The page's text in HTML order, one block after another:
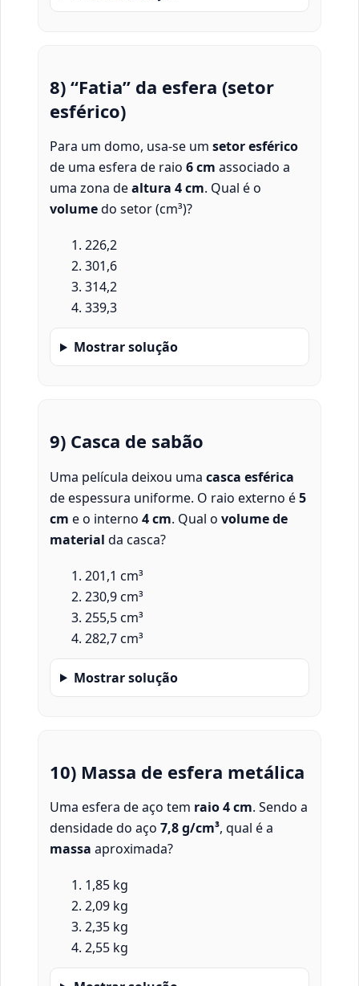
8) “Fatia” da esfera (setor
esférico)
Para um domo, usa-se um setor esférico
de uma esfera de raio 6 cm associado a
uma zona dealtura 4 cm. Qual é o
volumedo setor (cm³)?
226,2
301,6
314,2
339,3
Mostrar solução
9) Casca de sabão
Uma película deixou uma casca esférica
de espessura uniforme. O raio externo é5
cm e o interno 4 cm. Qual o volume de
material da casca?
201,1 cm³
230,9 cm³
255,5 cm³
282,7 cm³
Mostrar solução
10) Massa de esfera metálica
Uma esfera de aço tem raio 4 cm. Sendo a
densidade do aço 7,8 g/cm³, qual é a
massa aproximada?
1,85 kg
2,09 kg
2,35 kg
2,55 kg